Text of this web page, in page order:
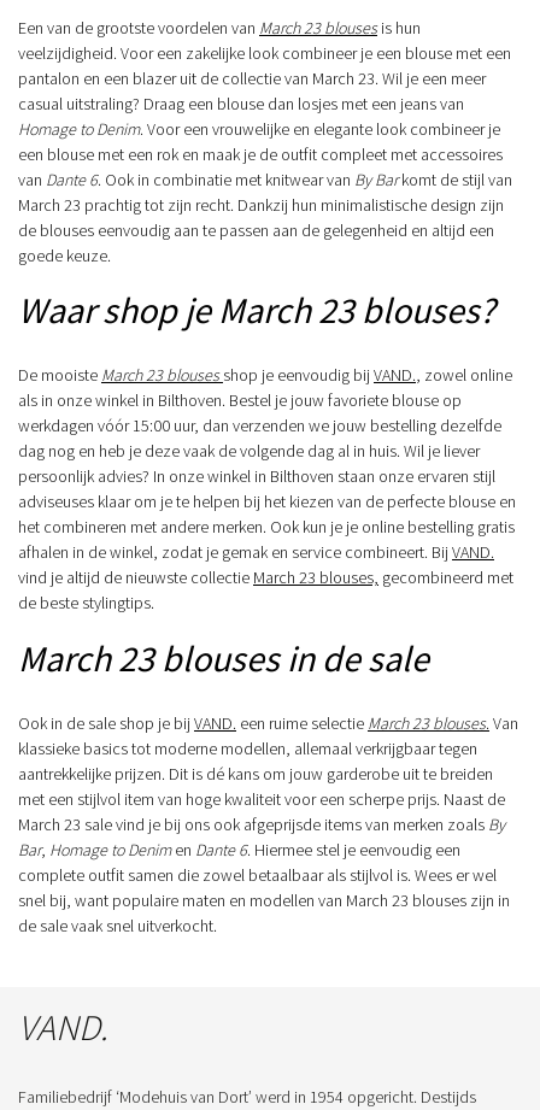
Een van de grootste voordelen van March 23 blousesis hun
veelzijdigheid. Voor een zakelijke look combineer je een blouse met een
pantalon en een blazer uit de collectie van March 23. Wil je een meer
casual uitstraling? Draag een blouse dan losjes met een jeans van
Homage to Denim. Voor een vrouwelijke en elegante look combineer je
een blouse met een rok en maak je de outfit compleet met accessoires
van Dante 6. Ook in combinatie met knitwear van By Barkomt de stijl van
March 23 prachtig tot zijn recht. Dankzij hun minimalistische design zijn
de blouses eenvoudig aan te passen aan de gelegenheid en altijd een
goede keuze.
Waar shop je March 23 blouses?
De mooiste March 23 blouses shop je eenvoudig bij VAND., zowel online
als in onze winkel in Bilthoven. Bestel je jouw favoriete blouse op
werkdagen vóór 15:00 uur, dan verzenden we jouw bestelling dezelfde
dag nog en heb je deze vaak de volgende dag al in huis. Wil je liever
persoonlijk advies? In onze winkel in Bilthoven staan onze ervaren stijl
adviseuses klaar om je te helpen bij het kiezen van de perfecte blouse en
het combineren met andere merken. Ook kun je je online bestelling gratis
afhalen in de winkel, zodat je gemak en service combineert. Bij VAND.
vind je altijd de nieuwste collectie March 23 blouses, gecombineerd met
de beste stylingtips.
March 23 blouses in de sale
Ook in de sale shop je bij VAND. een ruime selectie March 23 blouses. Van
klassieke basics tot moderne modellen, allemaal verkrijgbaar tegen
aantrekkelijke prijzen. Dit is dé kans om jouw garderobe uit te breiden
met een stijlvol item van hoge kwaliteit voor een scherpe prijs. Naast de
March 23 sale vind je bij ons ook afgeprijsde items van merken zoals By
Bar, Homage to Denimen Dante 6. Hiermee stel je eenvoudig een
complete outfit samen die zowel betaalbaar als stijlvol is. Wees er wel
snel bij, want populaire maten en modellen van March 23 blouses zijn in
de sale vaak snel uitverkocht.
VAND.
Familiebedrijf ‘Modehuis van Dort’ werd in 1954 opgericht. Destijds